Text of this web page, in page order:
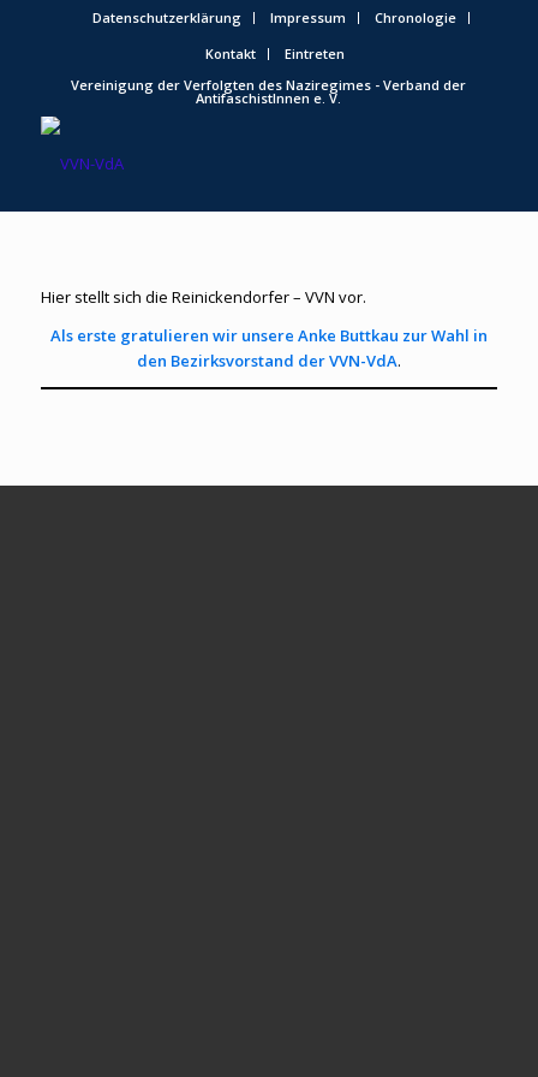
Datenschutzerklärung Impressum
Chronologie
Kontakt
Eintreten
Vereinigung der Verfolgten des Naziregimes - Verband der
AntifaschistInnen e. V.
Hier stellt sich die Reinickendorfer – VVN vor.
Als erste gratulieren wir unsere Anke Buttkau zur Wahl in
den Bezirksvorstand der VVN-VdA.